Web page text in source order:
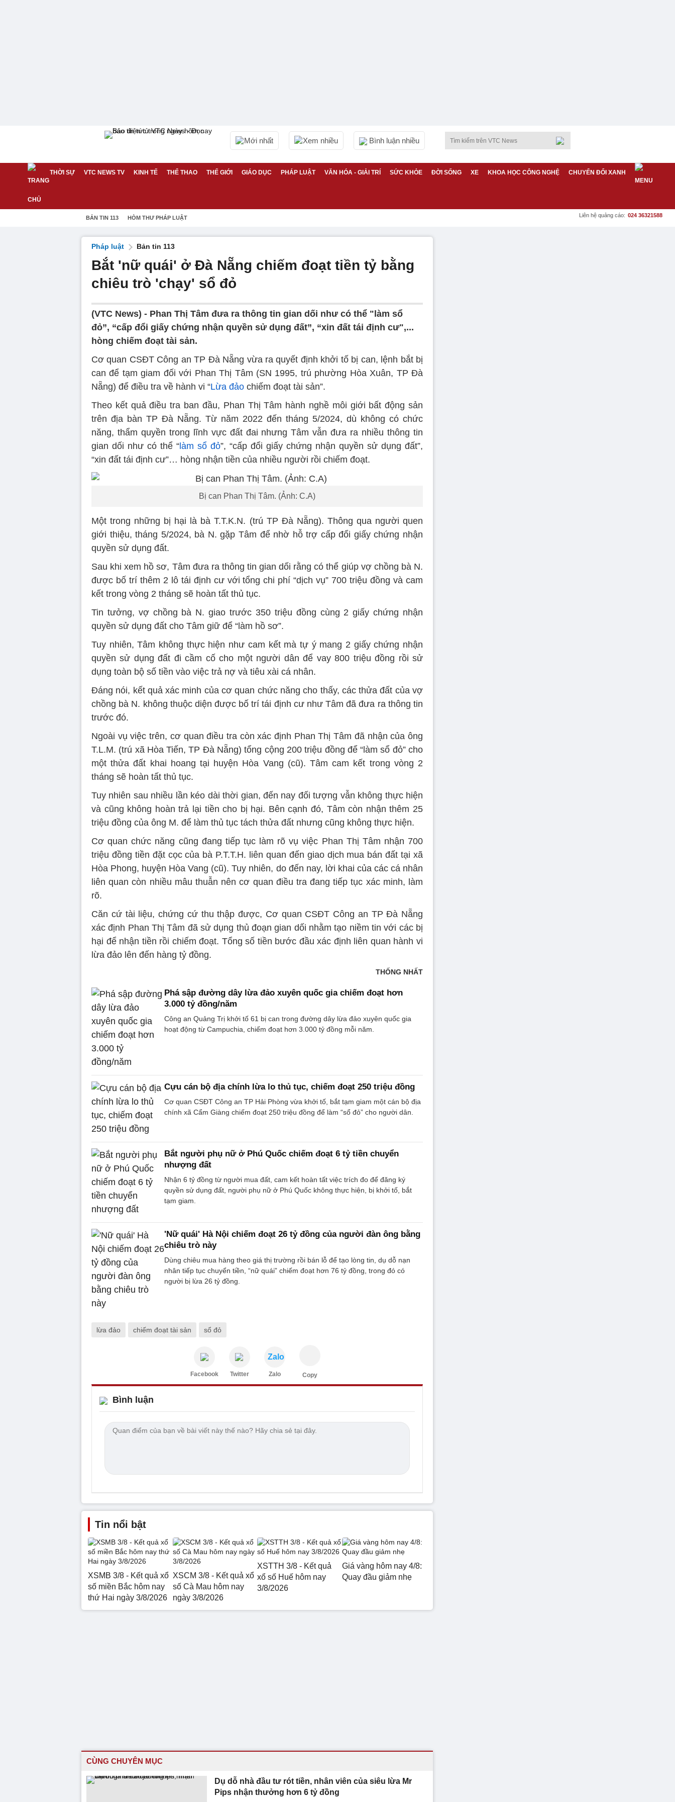
Mới nhất Xem nhiều Bình luận nhiều
THỜI SỰ VTC NEWS TV KINH TẾ THỂ THAO THẾ GIỚI GIÁO DỤC PHÁP LUẬT VĂN HÓA - GIẢI TRÍ SỨC KHỎE ĐỜI SỐNG XE KHOA HỌC CÔNG NGHỆ CHUYỂN ĐỔI XANH
BẢN TIN 113 HÒM THƯ PHÁP LUẬT Liên hệ quảng cáo: 024 36321588
Pháp luật Bản tin 113
Bắt 'nữ quái' ở Đà Nẵng chiếm đoạt tiền tỷ bằng
chiêu trò 'chạy' sổ đỏ
(VTC News) - Phan Thị Tâm đưa ra thông tin gian dối như có thể "làm sổ
đỏ”, “cấp đổi giấy chứng nhận quyền sử dụng đất”, “xin đất tái định cư",...
hòng chiếm đoạt tài sản.
Cơ quan CSĐT Công an TP Đà Nẵng vừa ra quyết định khởi tố bị can, lệnh bắt bị
can để tạm giam đối với Phan Thị Tâm (SN 1995, trú phường Hòa Xuân, TP Đà
Nẵng) để điều tra về hành vi “Lừa đảo chiếm đoạt tài sản”.
Theo kết quả điều tra ban đầu, Phan Thị Tâm hành nghề môi giới bất động sản
trên địa bàn TP Đà Nẵng. Từ năm 2022 đến tháng 5/2024, dù không có chức
năng, thẩm quyền trong lĩnh vực đất đai nhưng Tâm vẫn đưa ra nhiều thông tin
gian dối như có thể “ làm sổ đỏ”, “cấp đổi giấy chứng nhận quyền sử dụng đất”,
“xin đất tái định cư”… hòng nhận tiền của nhiều người rồi chiếm đoạt.
Bị can Phan Thị Tâm. (Ảnh: C.A)
Một trong những bị hại là bà T.T.K.N. (trú TP Đà Nẵng). Thông qua người quen
giới thiệu, tháng 5/2024, bà N. gặp Tâm để nhờ hỗ trợ cấp đổi giấy chứng nhận
quyền sử dụng đất.
Sau khi xem hồ sơ, Tâm đưa ra thông tin gian dối rằng có thể giúp vợ chồng bà N.
được bố trí thêm 2 lô tái định cư với tổng chi phí “dịch vụ” 700 triệu đồng và cam
kết trong vòng 2 tháng sẽ hoàn tất thủ tục.
Tin tưởng, vợ chồng bà N. giao trước 350 triệu đồng cùng 2 giấy chứng nhận
quyền sử dụng đất cho Tâm giữ để “làm hồ sơ”.
Tuy nhiên, Tâm không thực hiện như cam kết mà tự ý mang 2 giấy chứng nhận
quyền sử dụng đất đi cầm cố cho một người dân để vay 800 triệu đồng rồi sử
dụng toàn bộ số tiền vào việc trả nợ và tiêu xài cá nhân.
Đáng nói, kết quả xác minh của cơ quan chức năng cho thấy, các thửa đất của vợ
chồng bà N. không thuộc diện được bố trí tái định cư như Tâm đã đưa ra thông tin
trước đó.
Ngoài vụ việc trên, cơ quan điều tra còn xác định Phan Thị Tâm đã nhận của ông
T.L.M. (trú xã Hòa Tiến, TP Đà Nẵng) tổng cộng 200 triệu đồng để “làm sổ đỏ” cho
một thửa đất khai hoang tại huyện Hòa Vang (cũ). Tâm cam kết trong vòng 2
tháng sẽ hoàn tất thủ tục.
Tuy nhiên sau nhiều lần kéo dài thời gian, đến nay đối tượng vẫn không thực hiện
và cũng không hoàn trả lại tiền cho bị hại. Bên cạnh đó, Tâm còn nhận thêm 25
triệu đồng của ông M. để làm thủ tục tách thửa đất nhưng cũng không thực hiện.
Cơ quan chức năng cũng đang tiếp tục làm rõ vụ việc Phan Thị Tâm nhận 700
triệu đồng tiền đặt cọc của bà P.T.T.H. liên quan đến giao dịch mua bán đất tại xã
Hòa Phong, huyện Hòa Vang (cũ). Tuy nhiên, do đến nay, lời khai của các cá nhân
liên quan còn nhiều mâu thuẫn nên cơ quan điều tra đang tiếp tục xác minh, làm
rõ.
Căn cứ tài liệu, chứng cứ thu thập được, Cơ quan CSĐT Công an TP Đà Nẵng
xác định Phan Thị Tâm đã sử dụng thủ đoạn gian dối nhằm tạo niềm tin với các bị
hại để nhận tiền rồi chiếm đoạt. Tổng số tiền bước đầu xác định liên quan hành vi
lừa đảo lên đến hàng tỷ đồng.
THỐNG NHẤT
Phá sập đường dây lừa đảo xuyên quốc gia chiếm đoạt hơn
3.000 tỷ đồng/năm
Công an Quảng Trị khởi tố 61 bị can trong đường dây lừa đảo xuyên quốc gia
hoạt động từ Campuchia, chiếm đoạt hơn 3.000 tỷ đồng mỗi năm.
Cựu cán bộ địa chính lừa lo thủ tục, chiếm đoạt 250 triệu đồng
Cơ quan CSĐT Công an TP Hải Phòng vừa khởi tố, bắt tạm giam một cán bộ địa
chính xã Cẩm Giàng chiếm đoạt 250 triệu đồng để làm “sổ đỏ” cho người dân.
Bắt người phụ nữ ở Phú Quốc chiếm đoạt 6 tỷ tiền chuyển
nhượng đất
Nhận 6 tỷ đồng từ người mua đất, cam kết hoàn tất việc trích đo để đăng ký
quyền sử dụng đất, người phụ nữ ở Phú Quốc không thực hiện, bị khởi tố, bắt
tạm giam.
'Nữ quái' Hà Nội chiếm đoạt 26 tỷ đồng của người đàn ông bằng
chiêu trò này
Dùng chiêu mua hàng theo giá thị trường rồi bán lỗ để tạo lòng tin, dụ dỗ nạn
nhân tiếp tục chuyển tiền, “nữ quái” chiếm đoạt hơn 76 tỷ đồng, trong đó có
người bị lừa 26 tỷ đồng.
lừa đảo chiếm đoạt tài sản sổ đỏ
Facebook Twitter
Zalo
Zalo Copy
Bình luận
Tin nổi bật
XSMB 3/8 - Kết quả xổ
số miền Bắc hôm nay
thứ Hai ngày 3/8/2026
XSCM 3/8 - Kết quả xổ
số Cà Mau hôm nay
ngày 3/8/2026
XSTTH 3/8 - Kết quả
xổ số Huế hôm nay
3/8/2026
Giá vàng hôm nay 4/8:
Quay đầu giảm nhẹ
CÙNG CHUYÊN MỤC
Dụ dỗ nhà đầu tư rót tiền, nhân viên của siêu lừa Mr
Pips nhận thưởng hơn 6 tỷ đồng